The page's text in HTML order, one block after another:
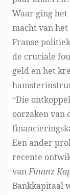
Waar ging
macht van
Franse
de cruciale
geld en het
“Die
oorzaken van
Een ander
recente
vanFinanz
Bankkapitaal